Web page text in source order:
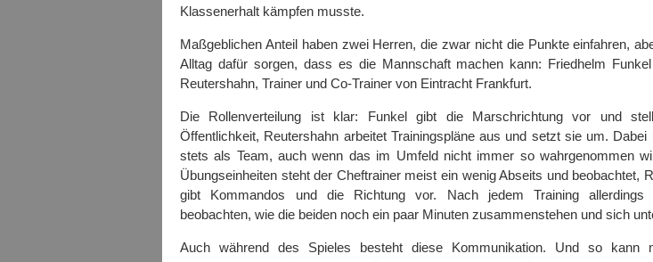
Klassenerhalt kämpfen musste.
Maßgeblichen Anteil haben zwei Herren, die zwar nicht die Punkte einfahren,
Alltag dafür sorgen, dass es die Mannschaft machen kann: Friedhelm
Reutershahn, Trainer und Co-Trainer von Eintracht Frankfurt.
Die Rollenverteilung ist klar: Funkel gibt die Marschrichtung vor und
Öffentlichkeit, Reutershahn arbeitet Trainingspläne aus und setzt sie um. Dabei
stets als Team, auch wenn das im Umfeld nicht immer so wahrgenommen
Übungseinheiten steht der Cheftrainer meist ein wenig Abseits und beobachtet,
gibt Kommandos und die Richtung vor. Nach jedem Training allerdings
beobachten, wie die beiden noch ein paar Minuten zusammenstehen und sich
Auch während des Spieles besteht diese Kommunikation. Und so kann